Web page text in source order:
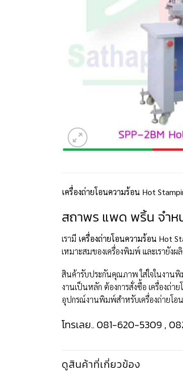
เครื่องถ่ายโอนความร้อน Hot
สถาพร แพด พริ้น จำห
เรามี เครื่องถ่ายโอนความร้อน Hot
เหมาะสมของเครื่องพิมพ์ และเรายัง
สินค้ารับประกันคุณภาพ ใส่ใจในงานพิ
งานเป็นหลัก ต้องการสั่งซื้อ เครื่องถ่า
อุปกรณ์งานพิมพ์สำหรับเครื่องถ่ายโ
โทรเลย.. 081-620-5309 ,
ดูสินค้าที่เกี่ยวข้อง